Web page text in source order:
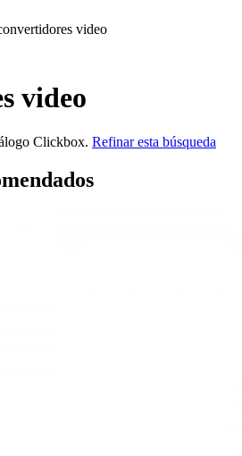
video
video
Clickbox. Refinar esta búsqueda
s